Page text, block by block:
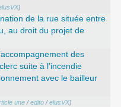
)
de la rue située entre
au droit du projet de
des
suite à l’incendie
avec le bailleur
une /edito /elusVX)